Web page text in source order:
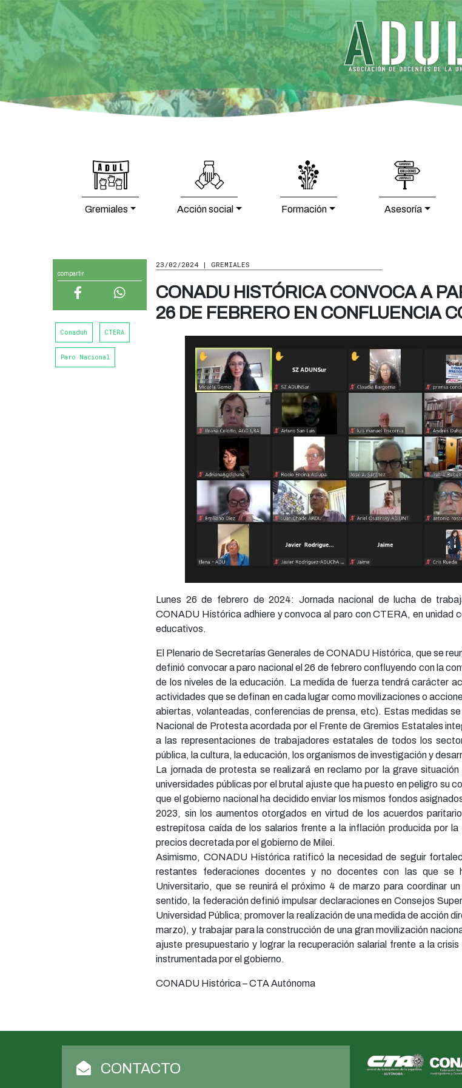
Gremiales Acción social Formación Asesoría
compartir
Conaduh CTERA
Paro Nacional
23/02/2024 | GREMIALES
CONADU HISTÓRICA CONVOCA A
26 DE FEBRERO EN CONFLUENCIA
Lunes 26 de febrero de 2024: Jornada nacional de lucha de
CONADU Histórica adhiere y convoca al paro con CTERA, en unidad
educativos.
El Plenario de Secretarías Generales de CONADU Histórica, que se
definió convocar a paro nacional el 26 de febrero confluyendo con la
de los niveles de la educación. La medida de fuerza tendrá carácter
actividades que se definan en cada lugar como movilizaciones o
abiertas, volanteadas, conferencias de prensa, etc). Estas medidas
Nacional de Protesta acordada por el Frente de Gremios Estatales
a las representaciones de trabajadores estatales de todos los
pública, la cultura, la educación, los organismos de investigación y
La jornada de protesta se realizará en reclamo por la grave
universidades públicas por el brutal ajuste que ha puesto en peligro su
que el gobierno nacional ha decidido enviar los mismos fondos
2023, sin los aumentos otorgados en virtud de los acuerdos
estrepitosa caída de los salarios frente a la inflación producida por la
precios decretada por el gobierno de Milei.
Asimismo, CONADU Histórica ratificó la necesidad de seguir
restantes federaciones docentes y no docentes con las que se
Universitario, que se reunirá el próximo 4 de marzo para coordinar
sentido, la federación definió impulsar declaraciones en Consejos
Universidad Pública; promover la realización de una medida de acción
marzo), y trabajar para la construcción de una gran movilización
ajuste presupuestario y lograr la recuperación salarial frente a la
instrumentada por el gobierno.
CONADU Histórica – CTA Autónoma
CONTACTO